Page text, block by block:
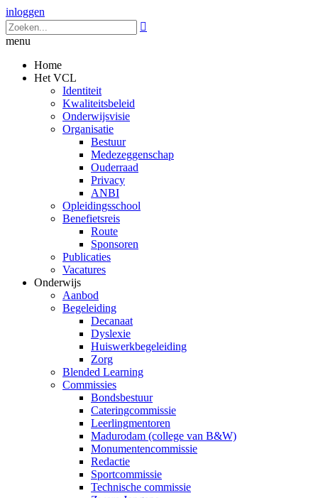
inloggen

menu
Home
Het VCL
Identiteit
Kwaliteitsbeleid
Onderwijsvisie
Organisatie
Bestuur
Medezeggenschap
Ouderraad
Privacy
ANBI
Opleidingsschool
Benefietsreis
Route
Sponsoren
Publicaties
Vacatures
Onderwijs
Aanbod
Begeleiding
Decanaat
Dyslexie
Huiswerkbegeleiding
Zorg
Blended Learning
Commissies
Bondsbestuur
Cateringcommissie
Leerlingmentoren
Madurodam (college van B&W)
Monumentencommissie
Redactie
Sportcommissie
Technische commissie